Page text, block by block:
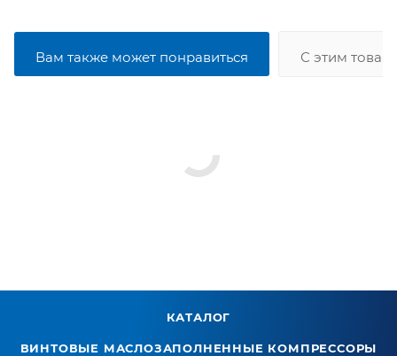
Вам также может понравиться С этим
КАТАЛОГ
ВИНТОВЫЕ МАСЛОЗАПОЛНЕННЫЕ КОМПРЕССОРЫ